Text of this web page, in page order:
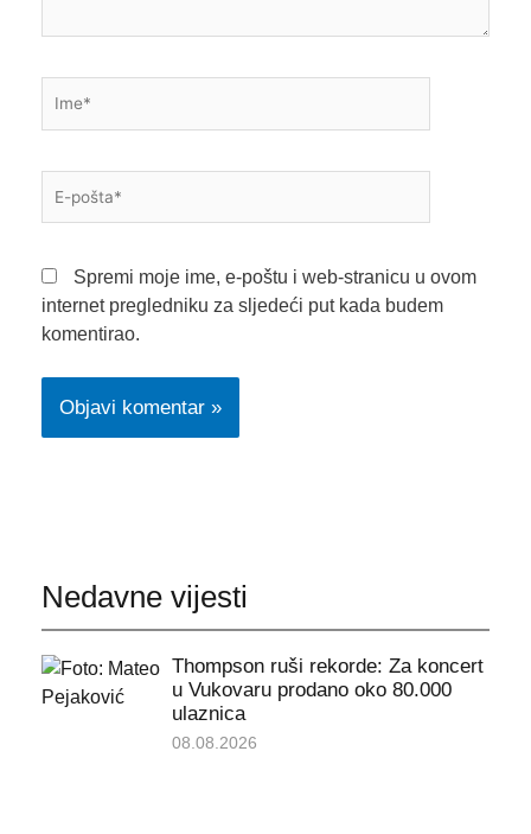
pošta*
Spremi moje ime, e-poštu i web-stranicu u ovom
internet pregledniku za sljedeći put kada budem
komentirao.
Nedavne vijesti
Thompson ruši rekorde: Za koncert
u Vukovaru prodano oko 80.000
ulaznica
08.08.2026